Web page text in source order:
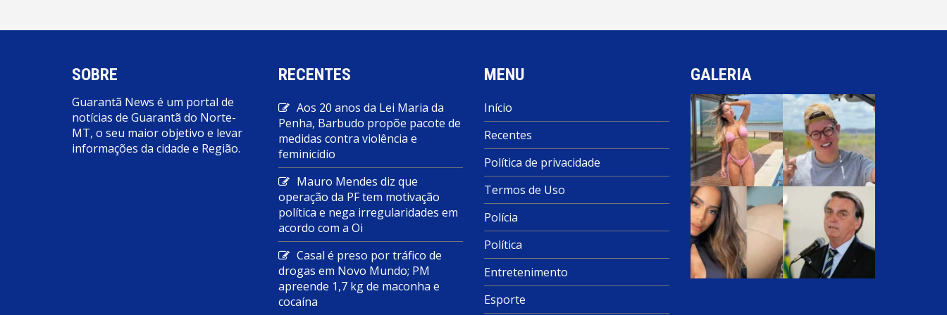
SOBRE
Guarantã News é um portal de
notícias de Guarantã do Norte-
MT, o seu maior objetivo e levar
informações da cidade e Região.
RECENTES
Aos 20 anos da Lei Maria da
Penha, Barbudo propõe pacote de
medidas contra violência e
feminicídio
Mauro Mendes diz que
operação da PF tem motivação
política e nega irregularidades em
acordo com a Oi
Casal é preso por tráfico de
drogas em Novo Mundo; PM
apreende 1,7 kg de maconha e
cocaína
MENU
Início
Recentes
Política de privacidade
Termos de Uso
Polícia
Política
Entretenimento
Esporte
GALERIA